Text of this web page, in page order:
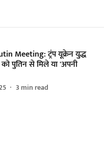
Meeting: ट्रंप यूक्रेन युद्ध
पुतिन से मिले या 'अपनी
3 min read